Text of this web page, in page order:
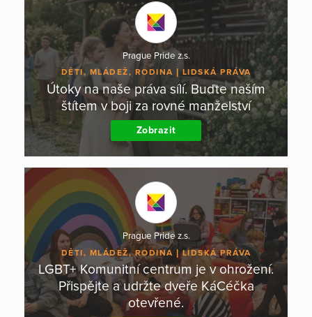
Prague Pride z.s.
DĚTI, MLÁDEŽ, RODINA LIDSKÁ PRÁVA
Útoky na naše práva sílí. Buďte naším
štítem v boji za rovné manželství
Zobrazit
Prague Pride z.s.
DĚTI, MLÁDEŽ, RODINA LIDSKÁ PRÁVA
LGBT+ Komunitní centrum je v ohrožení.
Přispějte a udržte dveře KáCéčka
otevřené.